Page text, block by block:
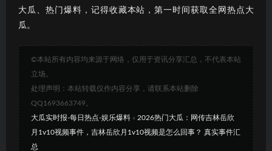
大瓜、热门爆料，记得收藏本站，第一时间获取全网热点大
瓜。
©本站所有内容均来源于网络，仅用于资讯分享汇总，不代表本站
立场。
处理声明：本站转载仅作内容分享，请联系本站删除
QQ1693663749。
大瓜实时报-每日热点-娱乐爆料 » 2026热门大瓜：网传吉林岳欣
月1v10视频事件，吉林岳欣月1v10视频是怎么回事？ 真实事件汇
总